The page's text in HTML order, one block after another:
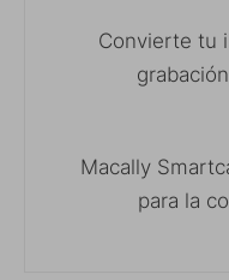
Convierte tu
Macally
para la